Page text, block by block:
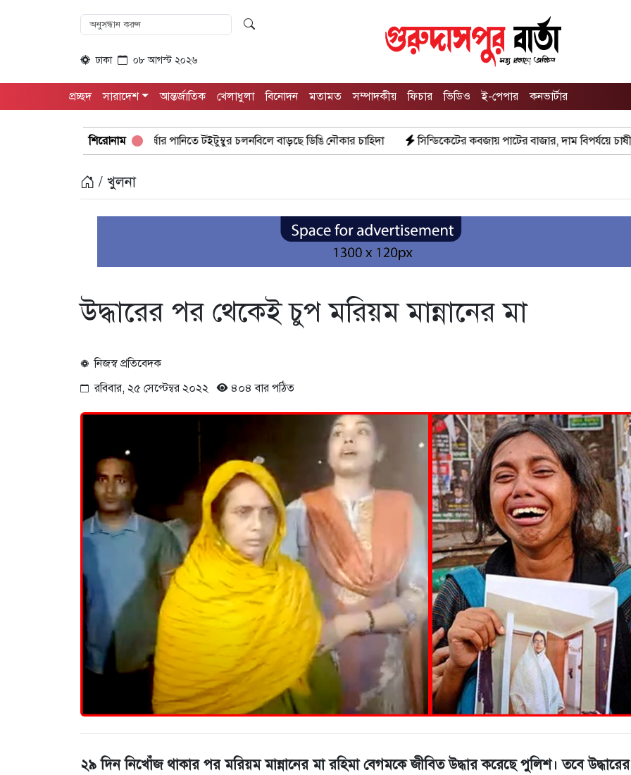
ঢাকা ০৮ আগস্ট ২০২৬
প্রচ্ছদ সারাদেশ আন্তর্জাতিক খেলাধুলা বিনোদন মতামত সম্পাদকীয় ফিচার ভিডিও ই-পেপার কনভার্টার
শিরোনাম
বর্ষার পানিতে টইটুম্বুর চলনবিলে বাড়ছে ডিঙি নৌকার চাহিদা সিন্ডিকেটের কবজায় পাটের বাজার, দাম বিপর্যয়ে চাষীদের ক্ষোভ শঙ্কিত
/ খুলনা
উদ্ধারের পর থেকেই চুপ মরিয়ম মান্নানের মা
নিজস্ব প্রতিবেদক
রবিবার, ২৫ সেপ্টেম্বর ২০২২
৪০৪ বার পঠিত
২৯ দিন নিখোঁজ থাকার পর মরিয়ম মান্নানের মা রহিমা বেগমকে জীবিত উদ্ধার করেছে পুলিশ। তবে